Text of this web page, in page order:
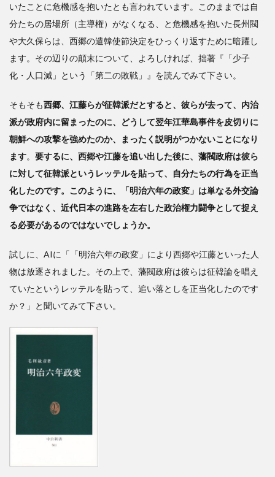
いたことに危機感を抱いたとも言われています。このままでは自
分たちの居場所（主導権）がなくなる、と危機感を抱いた長州閥
や大久保らは、西郷の遣韓使節決定をひっくり返すために暗躍し
ます。その辺りの顛末について、よろしければ、拙著『「少子
化・人口減」という「第二の敗戦」』を読んでみて下さい。
そもそも西郷、江藤らが征韓派だとすると、彼らが去って、内治
派が政府内に留まったのに、どうして翌年江華島事件を皮切りに
朝鮮への攻撃を強めたのか、まったく説明がつかないことになり
ます。 要するに、西郷や江藤を追い出した後に、藩閥政府は彼ら
に対して征韓派というレッテルを貼って、自分たちの行為を正当
化したのです。このように、「明治六年の政変」は単なる外交論
争ではなく、近代日本の進路を左右した政治権力闘争として捉え
る必要があるのではないでしょうか。
試しに、AIに「「明治六年の政変」により西郷や江藤といった人
物は放逐されました。その上で、藩閥政府は彼らは征韓論を唱え
ていたというレッテルを貼って、追い落としを正当化したのです
か？」と聞いてみて下さい。